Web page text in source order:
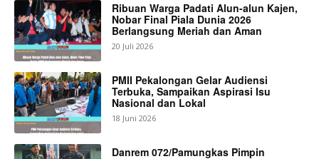
Ribuan Warga Padati Alun-alun Kajen,
Nobar Final Piala Dunia 2026
Berlangsung Meriah dan Aman
20 Juli 2026
PMII Pekalongan Gelar Audiensi
Terbuka, Sampaikan Aspirasi Isu
Nasional dan Lokal
18 Juni 2026
Danrem 072/Pamungkas Pimpin